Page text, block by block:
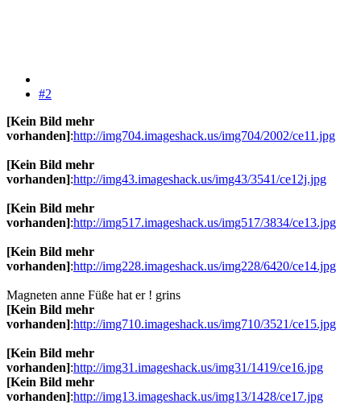
#2
[Kein Bild mehr
vorhanden]:http://img704.imageshack.us/img704/2002/ce11.jpg
[Kein Bild mehr
vorhanden]:http://img43.imageshack.us/img43/3541/ce12j.jpg
[Kein Bild mehr
vorhanden]:http://img517.imageshack.us/img517/3834/ce13.jpg
[Kein Bild mehr
vorhanden]:http://img228.imageshack.us/img228/6420/ce14.jpg
Magneten anne Füße hat er ! grins
[Kein Bild mehr
vorhanden]:http://img710.imageshack.us/img710/3521/ce15.jpg
[Kein Bild mehr
vorhanden]:http://img31.imageshack.us/img31/1419/ce16.jpg
[Kein Bild mehr
vorhanden]:http://img13.imageshack.us/img13/1428/ce17.jpg